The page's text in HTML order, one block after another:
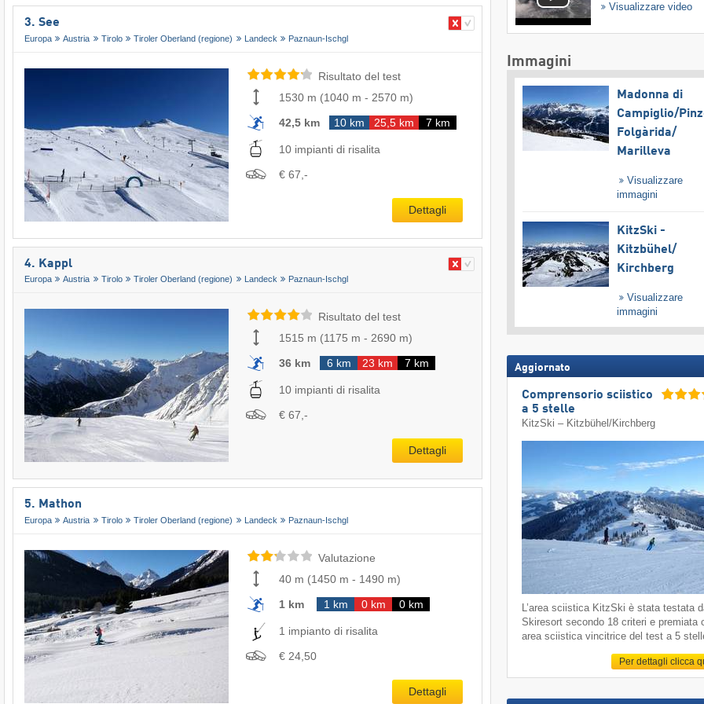
3. See
Europa Austria Tirolo Tiroler Oberland (regione) Landeck Paznaun-Ischgl
Risultato del test
1530 m (1040 m - 2570 m)
42,5 km
10 km 25,5 km 7 km
10 impianti di risalita
€ 67,-
Dettagli
4. Kappl
Europa Austria Tirolo Tiroler Oberland (regione) Landeck Paznaun-Ischgl
Risultato del test
1515 m (1175 m - 2690 m)
36 km
6 km 23 km 7 km
10 impianti di risalita
€ 67,-
Dettagli
5. Mathon
Europa Austria Tirolo Tiroler Oberland (regione) Landeck Paznaun-Ischgl
Valutazione
40 m (1450 m - 1490 m)
1 km
1 km 0 km 0 km
1 impianto di risalita
€ 24,50
Dettagli
Visualizzare video
Immagini
Madonna di
Campiglio/​
Folgàrida/​
Marilleva
Visualizzare
immagini
KitzSki -
Kitzbühel/​
Kirchberg
Visualizzare
immagini
Aggiornato
Comprensorio sciistico
a 5 stelle
KitzSki – Kitzbühel/​Kirchberg
L’area sciistica KitzSki è stata testata
Skiresort secondo 18 criteri e premiata
area sciistica vincitrice del test a 5
Per dettagli clicca